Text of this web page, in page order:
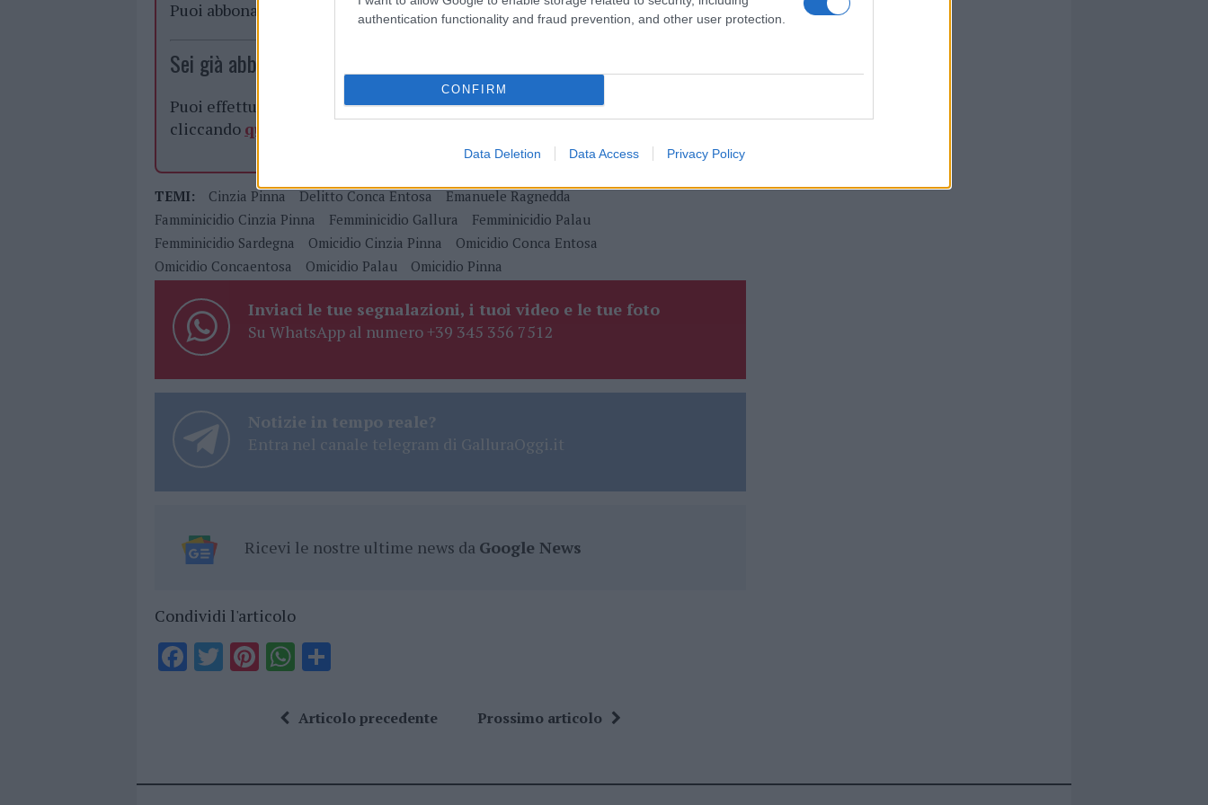
authentication functionality and fraud prevention, and other user protection.
CONFIRM
Data Deletion Data Access Privacy Policy
Puoi abbonarti a soli € 1,10 al mesecliccandoqui
Sei già abbonato?
Puoi effettuare l'accesso andando nella sezioneLogindal menù del sito o
cliccando qui
TEMI: Cinzia Pinna Delitto Conca Entosa
Emanuele Ragnedda
Famminicidio Cinzia Pinna
Femminicidio Gallura
Femminicidio Palau
Femminicidio Sardegna
Omicidio Cinzia Pinna
Omicidio Conca Entosa
Omicidio Concaentosa
Omicidio Palau Omicidio Pinna
Inviaci le tue segnalazioni, i tuoi video e le tue foto
Su WhatsApp al numero +39 345 356 7512
Notizie in tempo reale?
Entra nel canale telegram di GalluraOggi.it
Ricevi le nostre ultime news da Google News
Condividi l'articolo
F T Pi
te
W
ata
Articolo precedente Prossimo articolo